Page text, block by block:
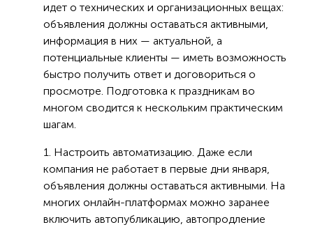
идет о технических и организационных вещах:
объявления должны оставаться активными,
информация в них — актуальной, а
потенциальные клиенты — иметь возможность
быстро получить ответ и договориться о
просмотре. Подготовка к праздникам во
многом сводится к нескольким практическим
шагам.
1. Настроить автоматизацию. Даже если
компания не работает в первые дни января,
объявления должны оставаться активными. На
многих онлайн-платформах можно заранее
включить автопубликацию, автопродление